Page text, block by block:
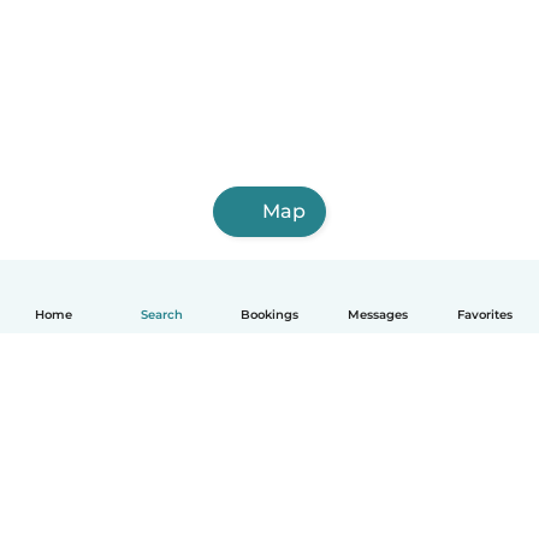
Home Search Bookings Messages Favorites
Map